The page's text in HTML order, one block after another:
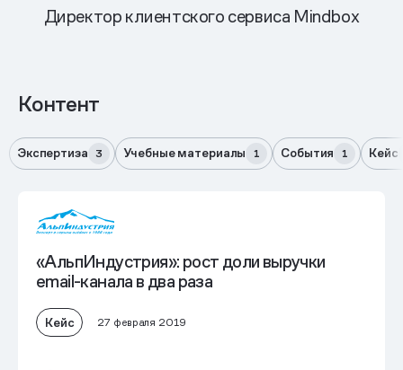
Директор клиентского сервиса Mindbox
Контент
Экспертиза 3 Учебные материалы 1 События 1 Кейс
«АльпИндустрия»: рост доли выручки
email-канала в два раза
Кейс 27 февраля 2019